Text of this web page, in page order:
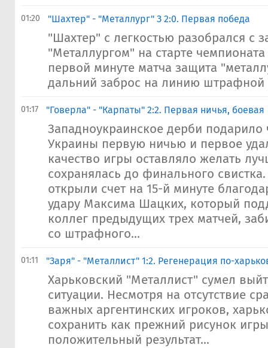
01:20 "Шахтер" - "Металлург" З 2:0. Первая победа
"Шахтер" с легкостью разобрался с
"Металлургом" на старте
первой минуте матча защита
дальний заброс на линию штрафной
01:17 "Говерла" - "Карпаты" 2:2. Первая ничья, боевая
Западноукраинское дерби подарило
Украины первую ничью и первое
качество игры оставляло желать
сохранялась до финального
открыли счет на 15-й минуте
удару Максима Шацких, который
коллег предыдущих трех матчей,
со штрафного...
01:11 "Заря" - "Металлист" 1:2. Регенерация по-
Харьковский "Металлист" сумел
ситуации. Несмотря на отсутствие
важных аргентинских игроков,
сохранить как прежний рисунок
положительный результат...